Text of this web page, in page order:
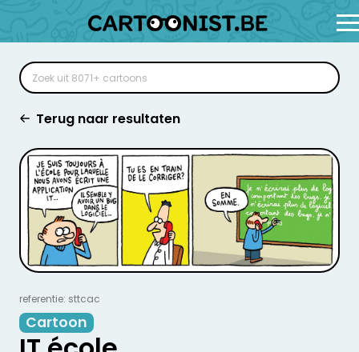
Terug naar resultaten
referentie: sttcac
Cartoon